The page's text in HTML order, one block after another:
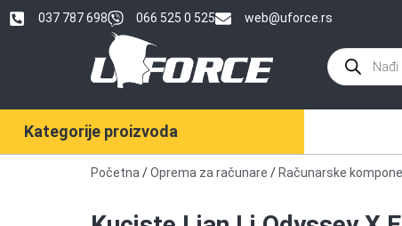
037 787 698 066 525 0 525 web@uforce.rs
Kategorije proizvoda
Početna /Oprema za računare / Računarske